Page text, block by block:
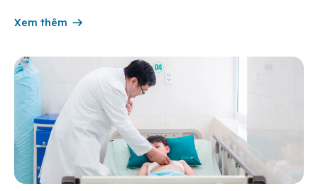
tục thanh toán […]
Xem thêm